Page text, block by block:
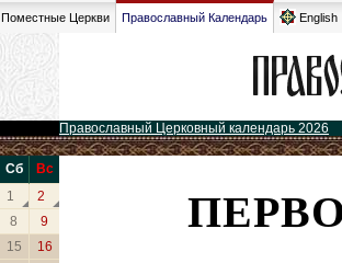
Поместные Церкви Православный Календарь English
Православный Церковный календарь 2026
Сб
Вс
1
2
8
9
15
16